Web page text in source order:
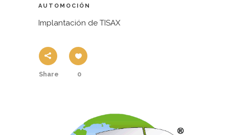
AUTOMOCIÓN
Implantación de TISAX
Share 0